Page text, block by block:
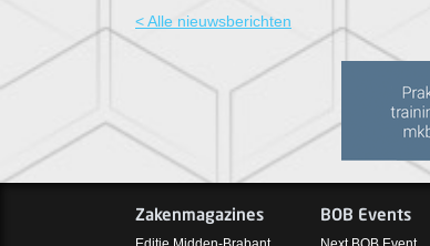
< Alle nieuwsberichten
Zakenmagazines BOB Events